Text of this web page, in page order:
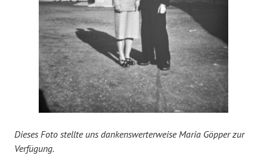
Dieses Foto stellte uns dankenswerterweise Maria Göpper zur
Verfügung.